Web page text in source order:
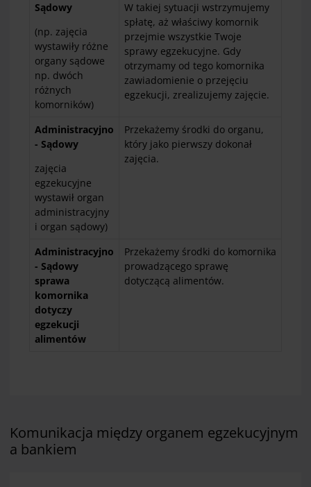
Sądowy
(np. zajęcia
wystawiły różne
organy sądowe
np. dwóch
różnych
komorników)
W takiej sytuacji wstrzymujemy
spłatę, aż właściwy komornik
przejmie wszystkie Twoje
sprawy egzekucyjne. Gdy
otrzymamy od tego komornika
zawiadomienie o przejęciu
egzekucji, zrealizujemy zajęcie.
Administracyjno
- Sądowy
zajęcia
egzekucyjne
wystawił organ
administracyjny
i organ sądowy)
Przekażemy środki do organu,
który jako pierwszy dokonał
zajęcia.
Administracyjno
- Sądowy
sprawa
komornika
dotyczy
egzekucji
alimentów
Przekażemy środki do komornika
prowadzącego sprawę
dotyczącą alimentów.
Komunikacja między organem egzekucyjnym
a bankiem